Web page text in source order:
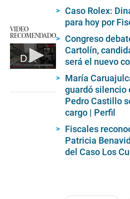
VIDEO
RECOMENDADO
Dina Boluarte llega a las fiscalía
Caso Rolex:
para hoy por
Congreso
Cartolín,
será el nuevo
María
guardó silencio
Pedro Castillo
cargo | Perfil
Fiscales
Patricia
del Caso Los